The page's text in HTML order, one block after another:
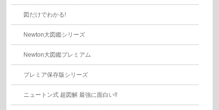
図だけでわかる!
Newton大図鑑シリーズ
Newton大図鑑プレミアム
プレミア保存版シリーズ
ニュートン式 超図解 最強に面白い!!